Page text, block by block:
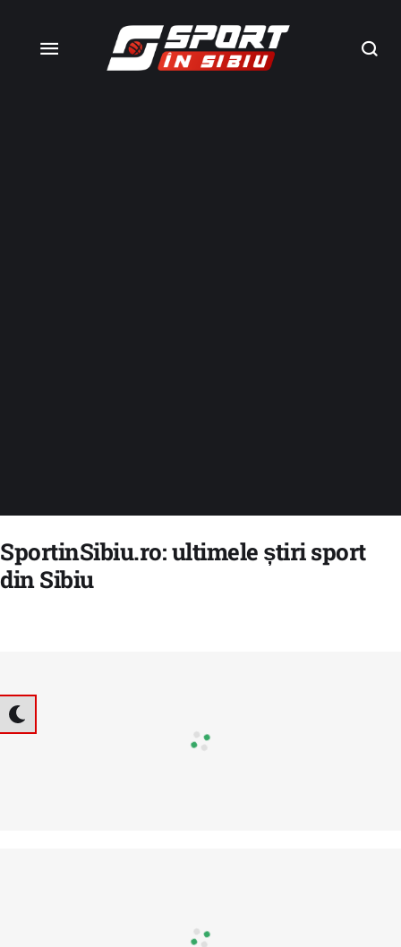
SportinSibiu.ro: ultimele știri sport
din Sibiu